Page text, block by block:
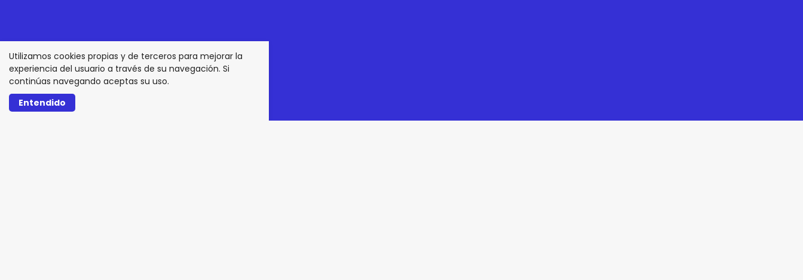
Utilizamos cookies propias y de terceros para mejorar la
experiencia del usuario a través de su navegación. Si
continúas navegando aceptas su uso.
Entendido